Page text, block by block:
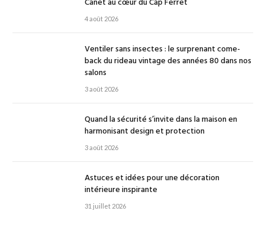
4 août 2026
Ventiler sans insectes : le surprenant come-
back du rideau vintage des années 80 dans nos
salons
3 août 2026
Quand la sécurité s’invite dans la maison en
harmonisant design et protection
3 août 2026
Astuces et idées pour une décoration
intérieure inspirante
31 juillet 2026